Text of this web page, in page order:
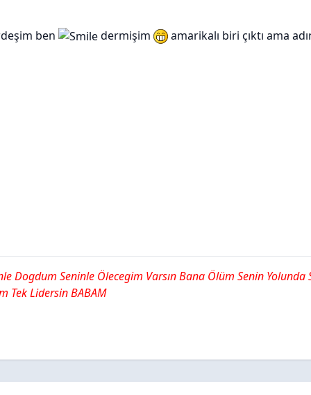
ben dermişim amarikalı biri çıktı ama
Dogdum Seninle Ölecegim Varsın Bana Ölüm Senin Yolunda
Tek Lidersin BABAM